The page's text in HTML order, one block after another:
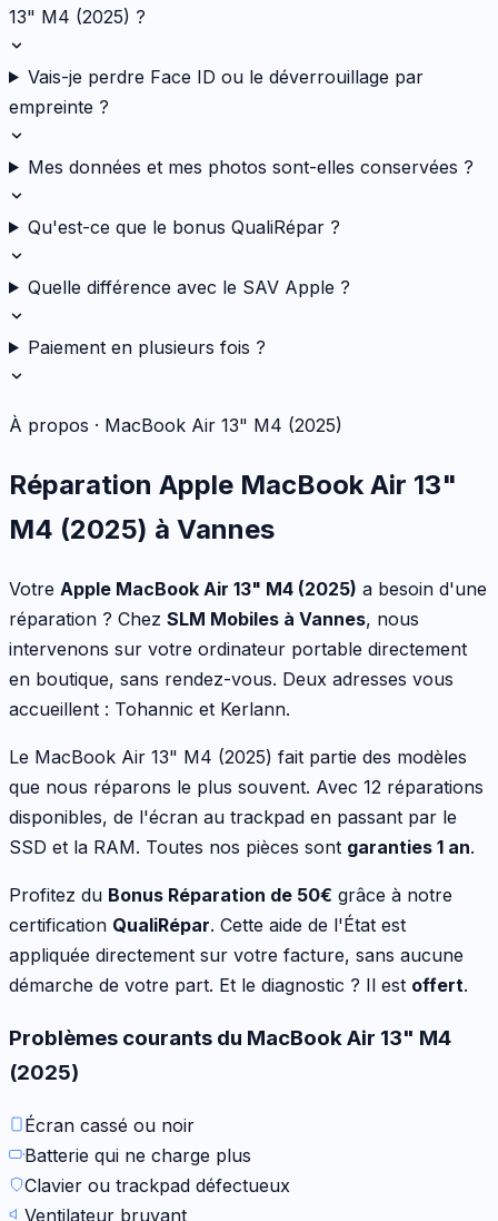
13" M4 (2025) ?
Vais-je perdre Face ID ou le déverrouillage par
empreinte ?
Mes données et mes photos sont-elles conservées ?
Qu'est-ce que le bonus QualiRépar ?
Quelle différence avec le SAV Apple ?
Paiement en plusieurs fois ?
À propos · MacBook Air 13" M4 (2025)
Réparation Apple MacBook Air 13"
M4 (2025) à Vannes
Votre Apple MacBook Air 13" M4 (2025) a besoin d'une
réparation ? Chez SLM Mobiles à Vannes, nous
intervenons sur votre ordinateur portable directement
en boutique, sans rendez-vous. Deux adresses vous
accueillent : Tohannic et Kerlann.
Le MacBook Air 13" M4 (2025) fait partie des modèles
que nous réparons le plus souvent. Avec 12 réparations
disponibles, de l'écran au trackpad en passant par le
SSD et la RAM. Toutes nos pièces sont garanties 1 an.
Profitez du Bonus Réparation de 50€ grâce à notre
certification QualiRépar. Cette aide de l'État est
appliquée directement sur votre facture, sans aucune
démarche de votre part. Et le diagnostic ? Il est offert.
Problèmes courants du MacBook Air 13" M4
(2025)
Écran cassé ou noir
Batterie qui ne charge plus
Clavier ou trackpad défectueux
Ventilateur bruyant